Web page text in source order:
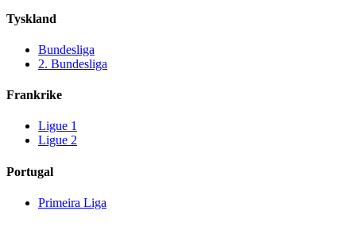
Tyskland
Bundesliga
2. Bundesliga
Frankrike
Ligue 1
Ligue 2
Portugal
Primeira Liga